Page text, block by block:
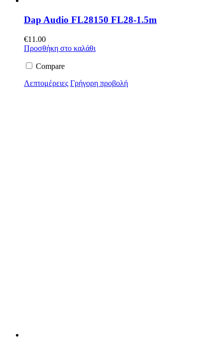
Dap Audio FL28150 FL28-1.5m
€11.00
Προσθήκη στο καλάθι
Compare
Λεπτομέρειες Γρήγορη προβολή